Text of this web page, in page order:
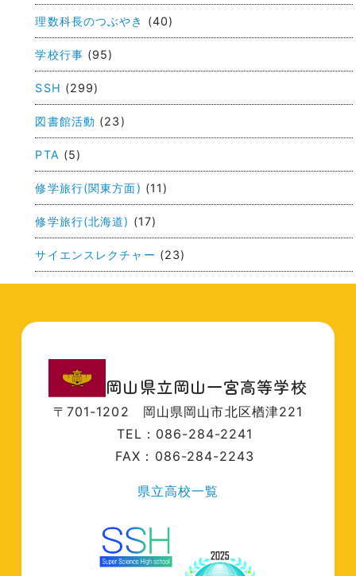
ゲ
ー
シ
ョ
ン
理数科長のつぶやき (40)
学校行事 (95)
SSH (299)
図書館活動 (23)
PTA (5)
修学旅行(関東方面) (11)
修学旅行(北海道) (17)
サイエンスレクチャー (23)
岡山県立岡山一宮高等学校
〒701-1202 岡山県岡山市北区楢津221
TEL：086-284-2241
FAX：086-284-2243
県立高校一覧